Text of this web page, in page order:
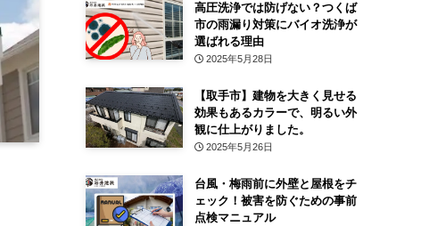
高圧洗浄では防げない？つくば
市の雨漏り対策にバイオ洗浄が
選ばれる理由
2025年5月28日
【取手市】建物を大きく見せる
効果もあるカラーで、明るい外
観に仕上がりました。
2025年5月26日
台風・梅雨前に外壁と屋根をチ
ェック！被害を防ぐための事前
点検マニュアル